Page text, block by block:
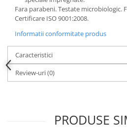
Balsam de par
Fixativ si spuma de par
Masca & Gel de par
Vopsea de par
Servetele Umede & Uscate
Ingrijire copii
Aer Conditionat
Fara parabeni. Testate microbiologic.
Certificare ISO 9001:2008.
Informatii conformitate produs
Caracteristici
Review-uri(0)
PRODUSE